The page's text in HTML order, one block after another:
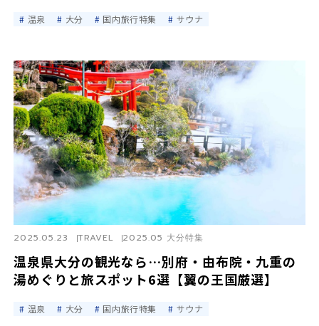
温泉 大分 国内旅行特集 サウナ
温泉県大分の観光なら…別府・由布院・九重の
湯めぐりと旅スポット6選【翼の王国厳選】
2025.05.23 TRAVEL 2025.05 大分特集
温泉 大分 国内旅行特集 サウナ